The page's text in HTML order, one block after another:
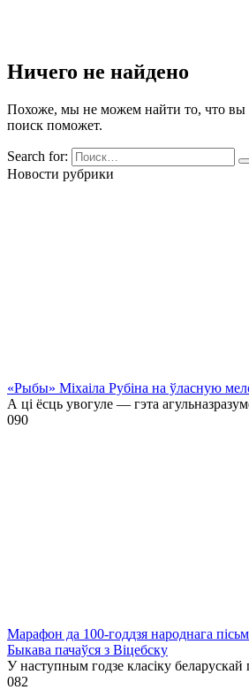
Ничего не найдено
Похоже, мы не можем найти то, что
поиск поможет.
Search for:
Новости рубрики
«Рыбы» Міхаіла Рубіна на ўласную
А ці ёсць увогуле — гэта
090
Марафон да 100-годдзя народнага
Быкава пачаўся з Віцебску
У наступным годзе класіку беларускай
082